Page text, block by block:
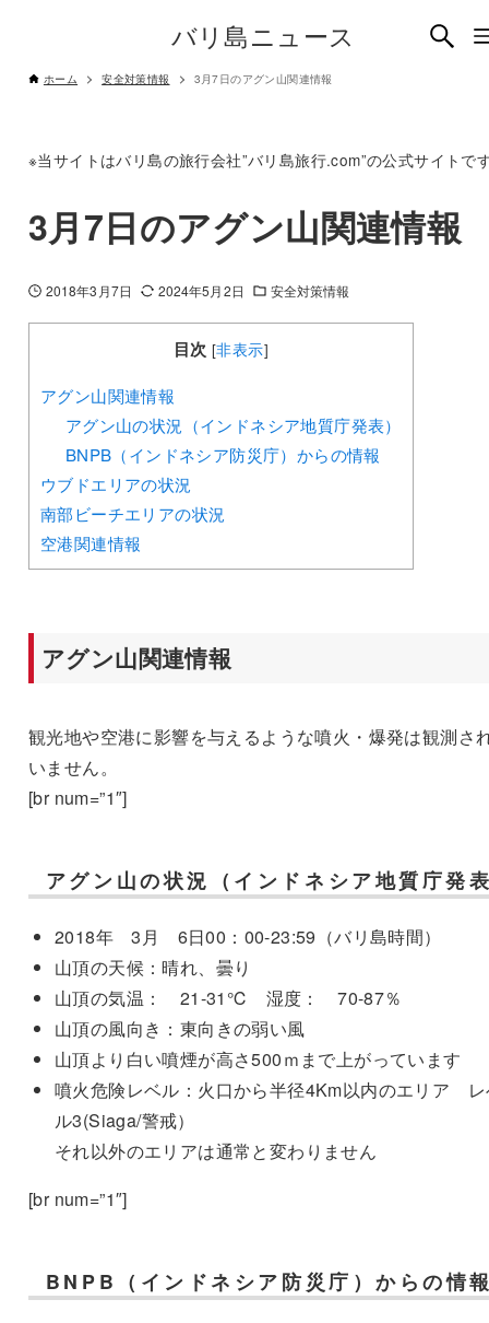
バリ島ニュース
ホーム 安全対策情報 3月7日のアグン山関連情報
※当サイトはバリ島の旅行会社”バリ島旅行.com”の公式サイトで
3月7日のアグン山関連情報
2018年3月7日 2024年5月2日 安全対策情報
目次 [非表示]
アグン山関連情報
アグン山の状況（インドネシア地質庁発表）
BNPB（インドネシア防災庁）からの情報
ウブドエリアの状況
南部ビーチエリアの状況
空港関連情報
アグン山関連情報
観光地や空港に影響を与えるような噴火・爆発は観測さ
いません。
[br num=”1″]
アグン山の状況（インドネシア地質庁発
2018年 3月 6日00：00-23:59（バリ島時間）
山頂の天候：晴れ、曇り
山頂の気温： 21-31℃ 湿度： 70-87％
山頂の風向き：東向きの弱い風
山頂より白い噴煙が高さ500ｍまで上がっています
噴火危険レベル：火口から半径4Km以内のエリア
ル3(Siaga/警戒）
それ以外のエリアは通常と変わりません
[br num=”1″]
BNPB（インドネシア防災庁）からの情